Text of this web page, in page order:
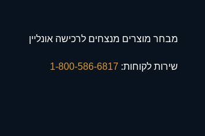
מבחר מוצרים מנצחים לרכישה אונליין
שירות לקוחות: